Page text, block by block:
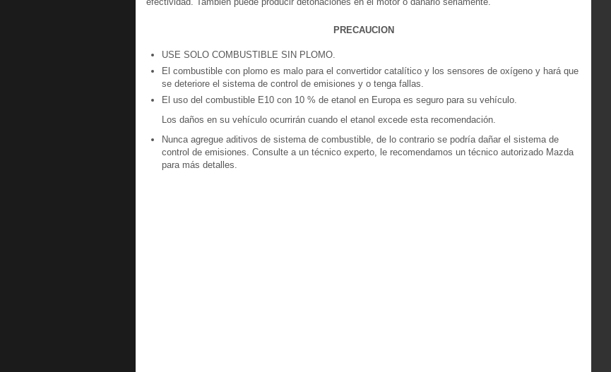
PRECAUCION
USE SOLO COMBUSTIBLE SIN PLOMO.
El combustible con plomo es malo para el convertidor catalítico y los sensores de oxígeno y hará que
se deteriore el sistema de control de emisiones y o tenga fallas.
El uso del combustible E10 con 10 % de etanol en Europa es seguro para su vehículo.
Los daños en su vehículo ocurrirán cuando el etanol excede esta recomendación.
Nunca agregue aditivos de sistema de combustible, de lo contrario se podría dañar el sistema de
control de emisiones. Consulte a un técnico experto, le recomendamos un técnico autorizado Mazda
para más detalles.